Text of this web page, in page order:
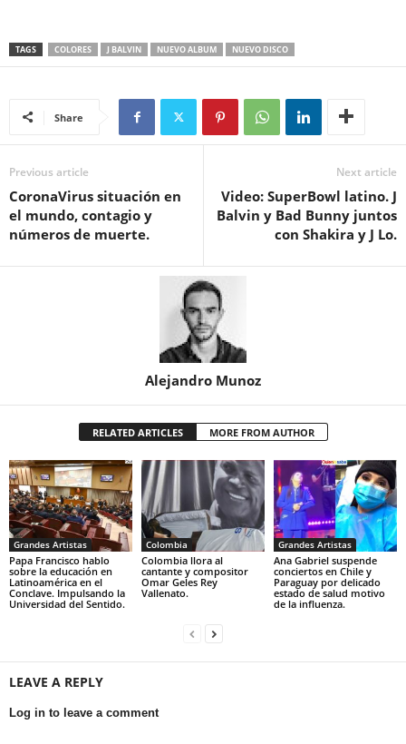
TAGS COLORES J BALVIN NUEVO ALBUM NUEVO DISCO
Share
Previous article
CoronaVirus situación en
el mundo, contagio y
números de muerte.
Next article
Video: SuperBowl latino. J
Balvin y Bad Bunny juntos
con Shakira y J Lo.
Alejandro Munoz
RELATED ARTICLES MORE FROM AUTHOR
Grandes Artistas
Papa Francisco hablo
sobre la educación en
Latinoamérica en el
Conclave. Impulsando la
Universidad del Sentido.
Colombia
Colombia llora al
cantante y compositor
Omar Geles Rey
Vallenato.
Grandes Artistas
Ana Gabriel suspende
conciertos en Chile y
Paraguay por delicado
estado de salud motivo
de la influenza.
LEAVE A REPLY
Log in to leave a comment